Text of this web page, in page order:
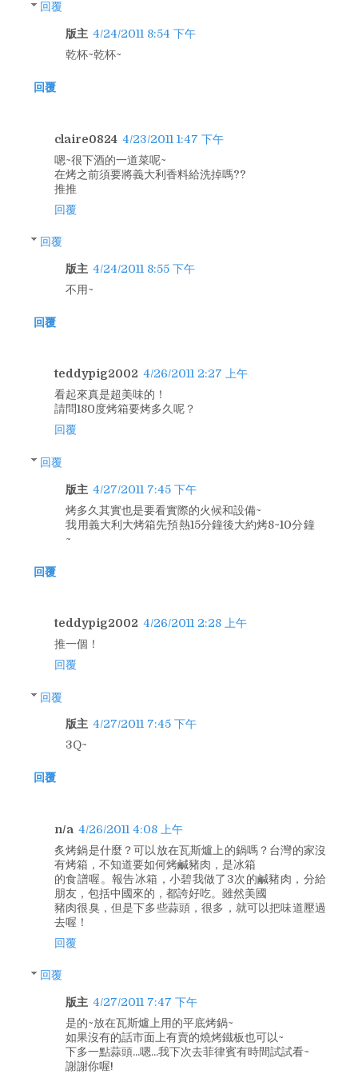
回覆
版主 4/24/2011 8:54 下午
乾杯~乾杯~
回覆
claire0824 4/23/2011 1:47 下午
嗯~很下酒的一道菜呢~
在烤之前須要將義大利香料給洗掉嗎??
推推
回覆
回覆
版主 4/24/2011 8:55 下午
不用~
回覆
teddypig2002 4/26/2011 2:27 上午
看起來真是超美味的！
請問180度烤箱要烤多久呢？
回覆
回覆
版主 4/27/2011 7:45 下午
烤多久其實也是要看實際的火候和設備~
我用義大利大烤箱先預熱15分鐘後大約烤8~10分鐘
~
回覆
teddypig2002 4/26/2011 2:28 上午
推一個！
回覆
回覆
版主 4/27/2011 7:45 下午
3Q~
回覆
n/a 4/26/2011 4:08 上午
炙烤鍋是什麼？可以放在瓦斯爐上的鍋嗎？台灣的家沒
有烤箱，不知道要如何烤鹹豬肉，是冰箱
的食譜喔。報告冰箱，小碧我做了3次的鹹豬肉，分給
朋友，包括中國來的，都誇好吃。雖然美國
豬肉很臭，但是下多些蒜頭，很多，就可以把味道壓過
去喔！
回覆
回覆
版主 4/27/2011 7:47 下午
是的~放在瓦斯爐上用的平底烤鍋~
如果沒有的話市面上有賣的燒烤鐵板也可以~
下多一點蒜頭...嗯...我下次去菲律賓有時間試試看~
謝謝你喔!